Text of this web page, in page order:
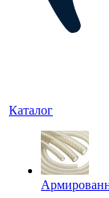
Каталог